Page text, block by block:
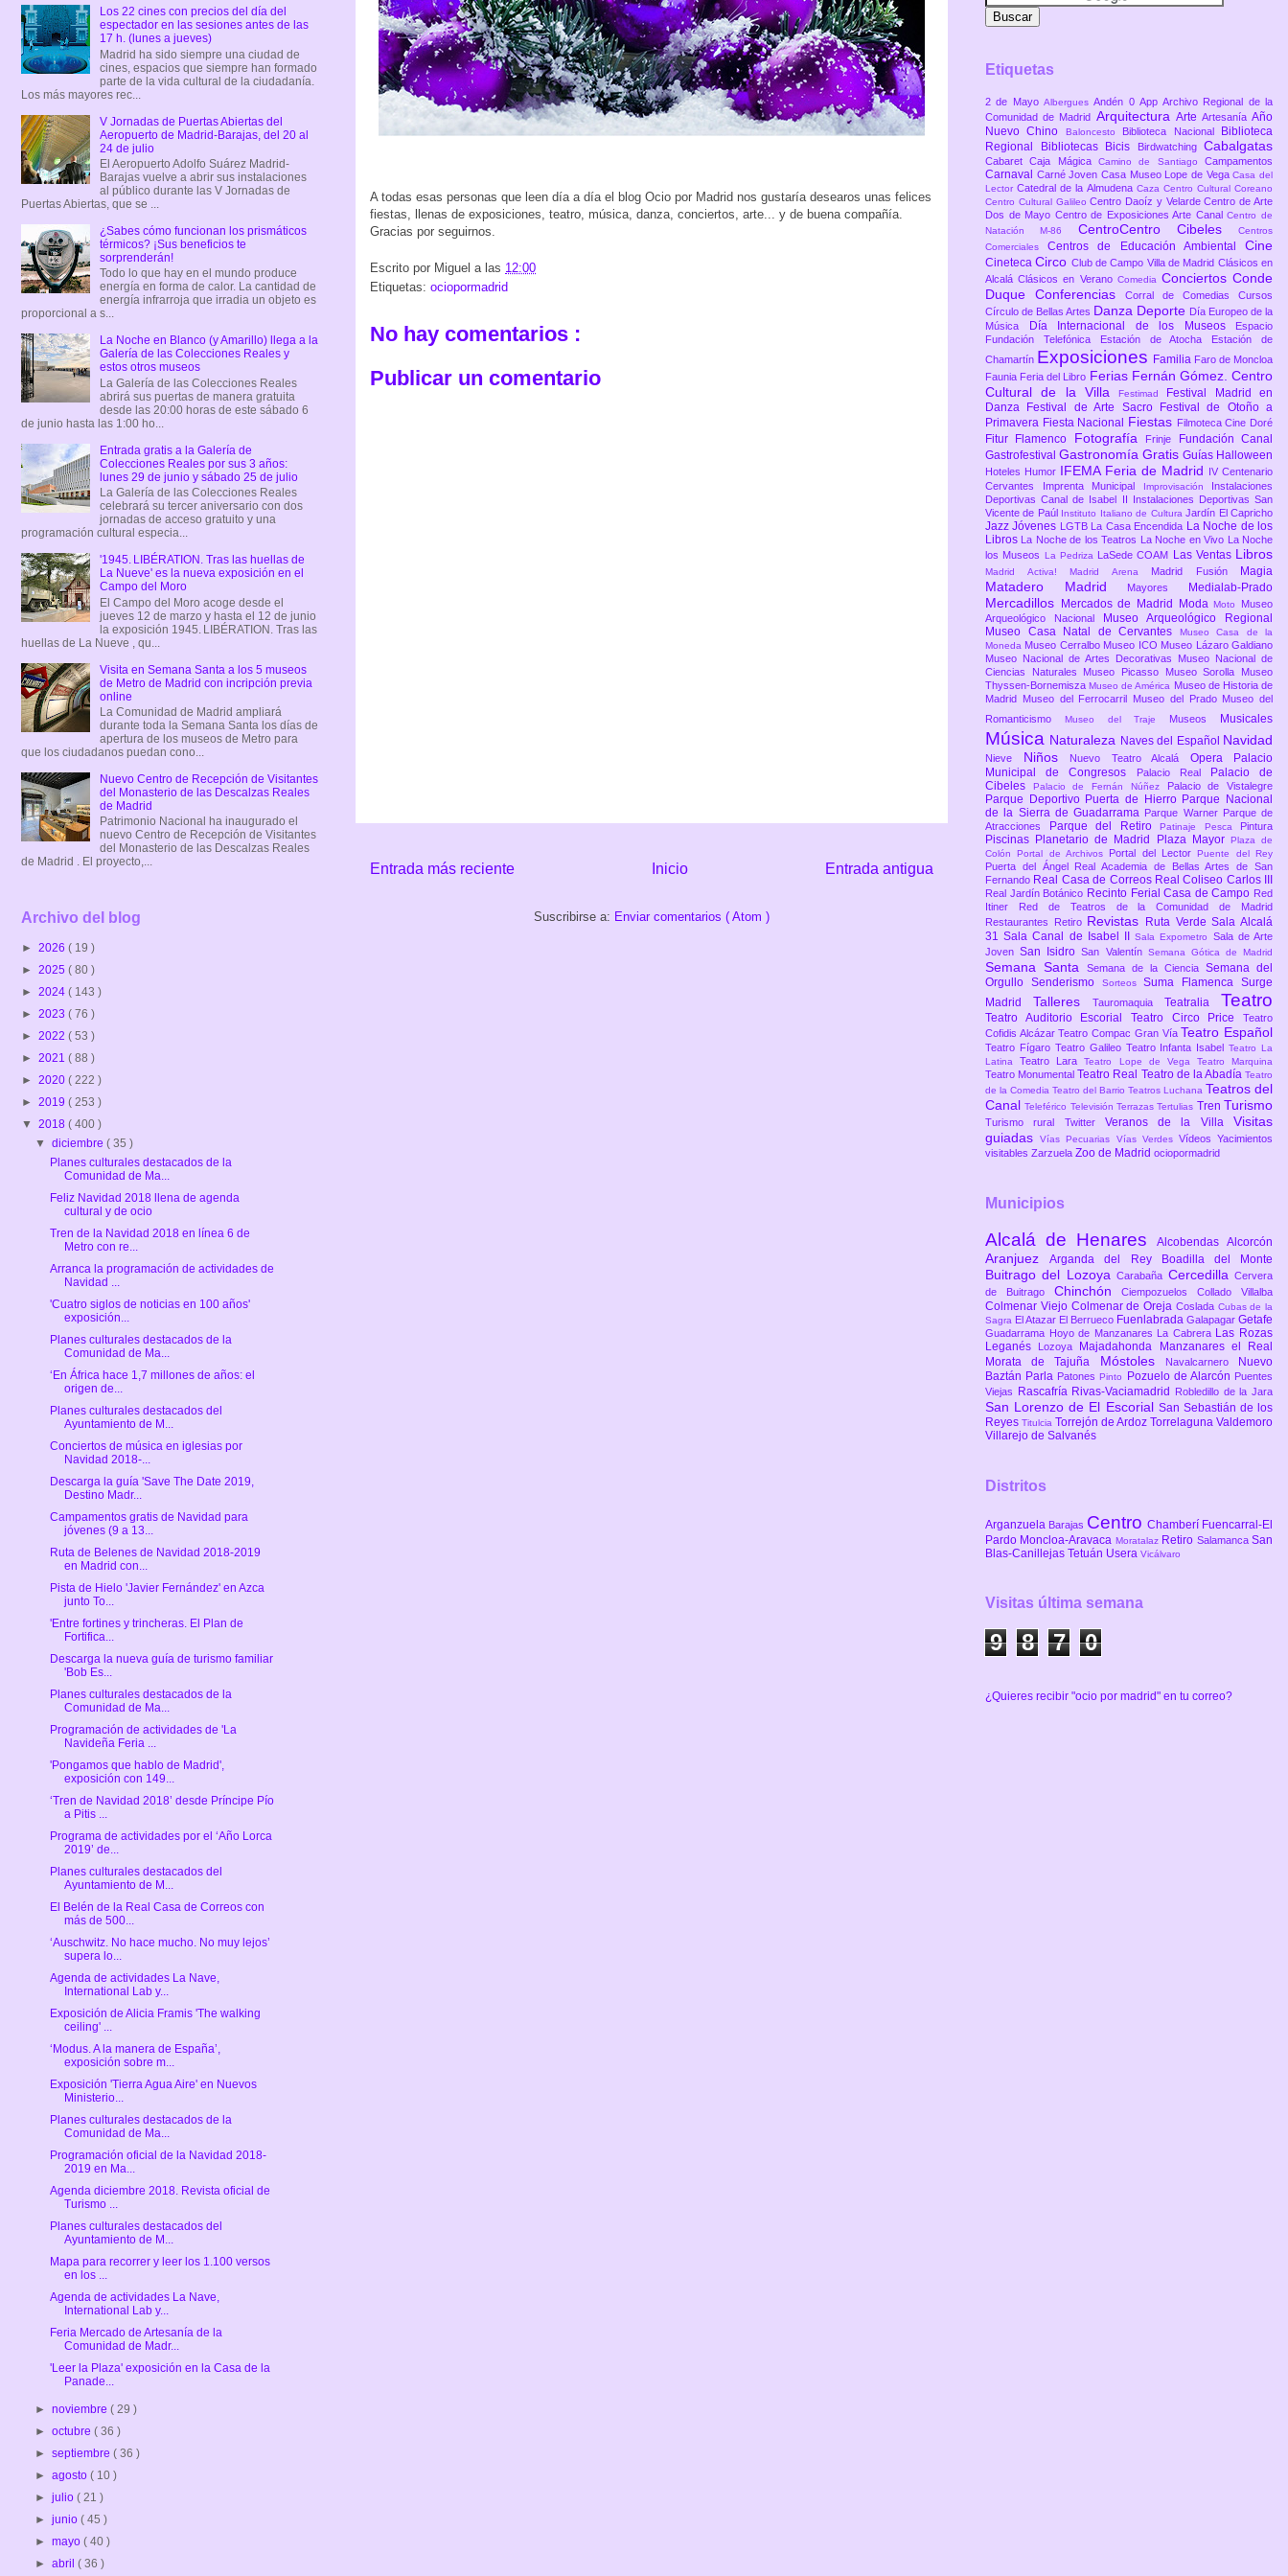
A todas esas personas que leen día a día el blog Ocio por Madrid nos gustaría desearos unas felices
fiestas, llenas de exposiciones, teatro, música, danza, conciertos, arte... y de buena compañía.
Gracias por seguirnos.
Escrito por Miguel a las 12:00
Etiquetas: ociopormadrid
No hay comentarios :
Publicar un comentario
Entrada más reciente Entrada antigua
Inicio
Suscribirse a: Enviar comentarios ( Atom )
Los 22 cines con precios del día del
espectador en las sesiones antes de las
17 h. (lunes a jueves)
Madrid ha sido siempre una ciudad de
cines, espacios que siempre han formado
parte de la vida cultural de la ciudadanía.
Los más mayores rec...
V Jornadas de Puertas Abiertas del
Aeropuerto de Madrid-Barajas, del 20 al
24 de julio
El Aeropuerto Adolfo Suárez Madrid-
Barajas vuelve a abrir sus instalaciones
al público durante las V Jornadas de
Puertas Abiertas, que se ...
¿Sabes cómo funcionan los prismáticos
térmicos? ¡Sus beneficios te
sorprenderán!
Todo lo que hay en el mundo produce
energía en forma de calor. La cantidad de
energía infrarroja que irradia un objeto es
proporcional a s...
La Noche en Blanco (y Amarillo) llega a la
Galería de las Colecciones Reales y
estos otros museos
La Galería de las Colecciones Reales
abrirá sus puertas de manera gratuita
desde las 20:00 horas de este sábado 6
de junio hasta las 1:00 ho...
Entrada gratis a la Galería de
Colecciones Reales por sus 3 años:
lunes 29 de junio y sábado 25 de julio
La Galería de las Colecciones Reales
celebrará su tercer aniversario con dos
jornadas de acceso gratuito y una
programación cultural especia...
'1945. LIBÉRATION. Tras las huellas de
La Nueve' es la nueva exposición en el
Campo del Moro
El Campo del Moro acoge desde el
jueves 12 de marzo y hasta el 12 de junio
la exposición 1945. LIBÉRATION. Tras las
huellas de La Nueve , qu...
Visita en Semana Santa a los 5 museos
de Metro de Madrid con incripción previa
online
La Comunidad de Madrid ampliará
durante toda la Semana Santa los días de
apertura de los museos de Metro para
que los ciudadanos puedan cono...
Nuevo Centro de Recepción de Visitantes
del Monasterio de las Descalzas Reales
de Madrid
Patrimonio Nacional ha inaugurado el
nuevo Centro de Recepción de Visitantes
del Monasterio de las Descalzas Reales
de Madrid . El proyecto,...
Archivo del blog
► 2026 ( 19 )
► 2025 ( 80 )
► 2024 ( 143 )
► 2023 ( 76 )
► 2022 ( 53 )
► 2021 ( 88 )
► 2020 ( 222 )
► 2019 ( 253 )
▼ 2018 ( 400 )
▼diciembre( 35 )
Planes culturales destacados de la
Comunidad de Ma...
Feliz Navidad 2018 llena de agenda
cultural y de ocio
Tren de la Navidad 2018 en línea 6 de
Metro con re...
Arranca la programación de actividades de
Navidad ...
'Cuatro siglos de noticias en 100 años'
exposición...
Planes culturales destacados de la
Comunidad de Ma...
‘En África hace 1,7 millones de años: el
origen de...
Planes culturales destacados del
Ayuntamiento de M...
Conciertos de música en iglesias por
Navidad 2018-...
Descarga la guía 'Save The Date 2019,
Destino Madr...
Campamentos gratis de Navidad para
jóvenes (9 a 13...
Ruta de Belenes de Navidad 2018-2019
en Madrid con...
Pista de Hielo 'Javier Fernández' en Azca
junto To...
'Entre fortines y trincheras. El Plan de
Fortifica...
Descarga la nueva guía de turismo familiar
'Bob Es...
Planes culturales destacados de la
Comunidad de Ma...
Programación de actividades de 'La
Navideña Feria ...
'Pongamos que hablo de Madrid',
exposición con 149...
‘Tren de Navidad 2018’ desde Príncipe Pío
a Pitis ...
Programa de actividades por el ‘Año Lorca
2019’ de...
Planes culturales destacados del
Ayuntamiento de M...
El Belén de la Real Casa de Correos con
más de 500...
‘Auschwitz. No hace mucho. No muy lejos’
supera lo...
Agenda de actividades La Nave,
International Lab y...
Exposición de Alicia Framis 'The walking
ceiling' ...
‘Modus. A la manera de España’,
exposición sobre m...
Exposición 'Tierra Agua Aire' en Nuevos
Ministerio...
Planes culturales destacados de la
Comunidad de Ma...
Programación oficial de la Navidad 2018-
2019 en Ma...
Agenda diciembre 2018. Revista oficial de
Turismo ...
Planes culturales destacados del
Ayuntamiento de M...
Mapa para recorrer y leer los 1.100 versos
en los ...
Agenda de actividades La Nave,
International Lab y...
Feria Mercado de Artesanía de la
Comunidad de Madr...
'Leer la Plaza' exposición en la Casa de la
Panade...
►noviembre( 29 )
►octubre( 36 )
►septiembre( 36 )
►agosto( 10 )
►julio( 21 )
►junio( 45 )
►mayo( 40 )
►abril( 36 )
Etiquetas
2 de Mayo AlberguesAndén 0 AppArchivo Regional de la
Comunidad de Madrid Arquitectura Arte ArtesaníaAño
Nuevo Chino
Baloncesto Biblioteca Nacional
Biblioteca
Regional
Bibliotecas Bicis Birdwatching Cabalgatas
CabaretCaja MágicaCamino de SantiagoCampamentos
Carnaval Carné JovenCasa Museo Lope de VegaCasa del
LectorCatedral de la Almudena Caza Centro Cultural Coreano
Centro Cultural GalileoCentro Daoíz y VelardeCentro de Arte
Dos de Mayo Centro de Exposiciones Arte CanalCentro de
Natación M-86 CentroCentro Cibeles
Centros
ComercialesCentros de Educación AmbientalCine
CinetecaCirco Club de Campo Villa de Madrid Clásicos en
AlcaláClásicos en Verano Comedia ConciertosConde
Duque Conferencias Corral de Comedias Cursos
Círculo de Bellas Artes Danza Deporte Día Europeo de la
Música
Día Internacional de los Museos
Espacio
Fundación Telefónica
Estación de Atocha
Estación de
Chamartín Exposiciones Familia Faro de Moncloa
Faunia Feria del Libro Ferias Fernán Gómez. Centro
Cultural de la VillaFestimad
Festival Madrid en
Danza
Festival de Arte Sacro
Festival de Otoño a
Primavera Fiesta Nacional Fiestas Filmoteca Cine Doré
Fitur Flamenco Fotografía Frinje
Fundación Canal
Gastrofestival Gastronomía Gratis Guías Halloween
Hoteles Humor IFEMA Feria de Madrid
IV Centenario
Cervantes
Imprenta Municipal Improvisación
Instalaciones
Deportivas Canal de Isabel II
Instalaciones Deportivas San
Vicente de Paúl
Instituto Italiano de CulturaJardín El Capricho
JazzJóvenes LGTB La Casa Encendida La Noche de los
Libros
La Noche de los Teatros La Noche en Vivo
La Noche
los Museos
La Pedriza LaSede COAM Las Ventas Libros
Madrid Activa! Madrid Arena Madrid Fusión Magia
Matadero Madrid Mayores Medialab-Prado
Mercadillos Mercados de Madrid ModaMoto Museo
Arqueológico Nacional
Museo Arqueológico Regional
Museo Casa Natal de Cervantes
Museo Casa de la
Moneda Museo Cerralbo Museo ICO Museo Lázaro Galdiano
Museo Nacional de Artes Decorativas Museo Nacional de
Ciencias Naturales Museo Picasso Museo Sorolla Museo
Thyssen-BornemiszaMuseo de América Museo de Historia de
Madrid
Museo del Ferrocarril Museo del Prado Museo del
Romanticismo
Museo del Traje Museos Musicales
Música Naturaleza Naves del Español Navidad
Nieve Niños Nuevo Teatro Alcalá Opera
Palacio
Municipal de Congresos
Palacio Real
Palacio de
Cibeles
Palacio de Fernán Núñez Palacio de Vistalegre
Parque Deportivo Puerta de Hierro Parque Nacional
de la Sierra de Guadarrama Parque Warner Parque de
Atracciones
Parque del Retiro Patinaje Pesca Pintura
Piscinas Planetario de Madrid Plaza Mayor
Plaza de
Colón Portal de Archivos Portal del LectorPuente del Rey
Puerta del Ángel
Real Academia de Bellas Artes de San
Fernando Real Casa de Correos Real Coliseo Carlos III
Real Jardín Botánico Recinto Ferial Casa de Campo Red
Itiner
Red de Teatros de la Comunidad de Madrid
Restaurantes
Retiro Revistas Ruta VerdeSala Alcalá
31Sala Canal de Isabel IISala Expometro Sala de Arte
JovenSan IsidroSan Valentín Semana Gótica de Madrid
Semana Santa Semana de la Ciencia Semana del
Orgullo Senderismo SorteosSuma FlamencaSurge
Madrid Talleres Tauromaquia Teatralia Teatro
Teatro Auditorio Escorial Teatro Circo Price Teatro
Cofidis AlcázarTeatro Compac Gran Vía Teatro Español
Teatro Fígaro Teatro Galileo Teatro Infanta IsabelTeatro La
Latina Teatro LaraTeatro Lope de Vega Teatro Marquina
Teatro Monumental Teatro Real Teatro de la Abadía Teatro
de la Comedia Teatro del Barrio Teatros Luchana Teatros del
CanalTeleférico TelevisiónTerrazasTertulias Tren Turismo
Turismo rural Twitter Veranos de la VillaVisitas
guiadasVías Pecuarias Vías Verdes VídeosYacimientos
visitables Zarzuela Zoo de Madrid ociopormadrid
Municipios
Alcalá de Henares Alcobendas Alcorcón
AranjuezArganda del Rey Boadilla del Monte
Buitrago del LozoyaCarabaña CercedillaCervera
de Buitrago ChinchónCiempozuelosCollado Villalba
Colmenar Viejo Colmenar de Oreja Coslada Cubas de la
Sagra El Atazar El Berrueco Fuenlabrada Galapagar Getafe
Guadarrama Hoyo de Manzanares La Cabrera Las Rozas
Leganés
Lozoya Majadahonda
Manzanares el Real
Morata de Tajuña Móstoles Navalcarnero
Nuevo
Baztán Parla PatonesPinto Pozuelo de Alarcón Puentes
Viejas
Rascafría Rivas-Vaciamadrid Robledillo de la Jara
San Lorenzo de El Escorial San Sebastián de los
Reyes Titulcia Torrejón de Ardoz Torrelaguna Valdemoro
Villarejo de Salvanés
Distritos
Arganzuela Barajas Centro Chamberí Fuencarral-El
Pardo Moncloa-Aravaca Moratalaz Retiro SalamancaSan
Blas-Canillejas Tetuán Usera Vicálvaro
Visitas última semana
9 8 7 0
¿Quieres recibir "ocio por madrid" en tu correo?